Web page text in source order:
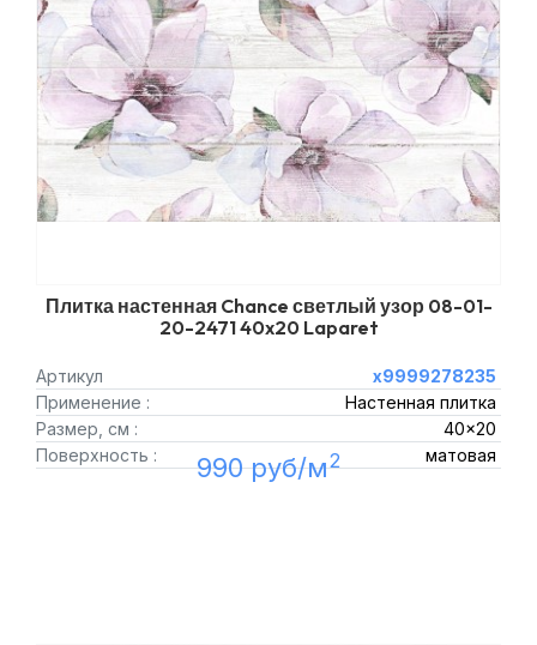
Плитка настенная Chance светлый узор 08-01-
20-2471 40x20 Laparet
Артикул
х9999278235
Применение :
Настенная плитка
Размер, см :
40x20
Поверхность :
матовая
990 руб/м2